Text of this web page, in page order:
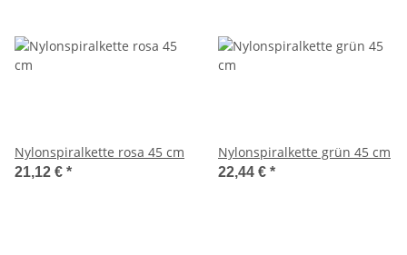
Nylonspiralkette rosa 45 cm
21,12 € *
Nylonspiralkette grün 45 cm
22,44 € *